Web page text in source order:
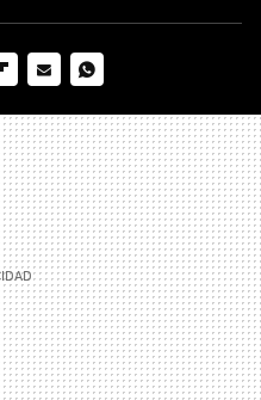
MAIL